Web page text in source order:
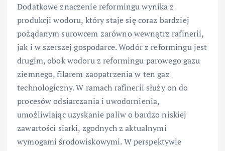
Dodatkowe znaczenie reformingu wynika z
produkcji wodoru, który staje się coraz bardziej
pożądanym surowcem zarówno wewnątrz rafinerii,
jak i w szerszej gospodarce. Wodór z reformingu jest
drugim, obok wodoru z reformingu parowego gazu
ziemnego, filarem zaopatrzenia w ten gaz
technologiczny. W ramach rafinerii służy on do
procesów odsiarczania i uwodornienia,
umożliwiając uzyskanie paliw o bardzo niskiej
zawartości siarki, zgodnych z aktualnymi
wymogami środowiskowymi. W perspektywie